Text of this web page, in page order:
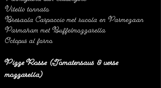
Vitello tonnato
Bresaola Carpaccio met rucola en Parmezaan
Parmaham met Buffelmozzarella
Octopus al forno
Pizze Rosse (Tomatensaus & verse
mozzarella)